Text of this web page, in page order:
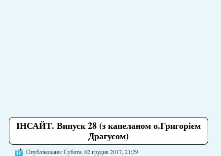
ІНСАЙТ. Випуск 28 (з капеланом о.Григорієм
Драгусом)
Опубліковано: Субота, 02 грудня 2017, 21:29